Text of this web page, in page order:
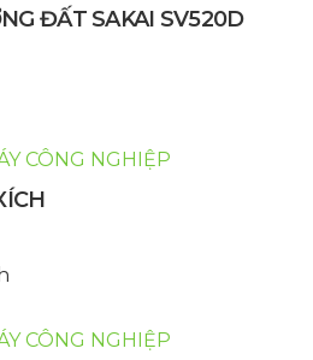
ĐẤT SAKAI SV520D
CÔNG NGHIỆP
CÔNG NGHIỆP